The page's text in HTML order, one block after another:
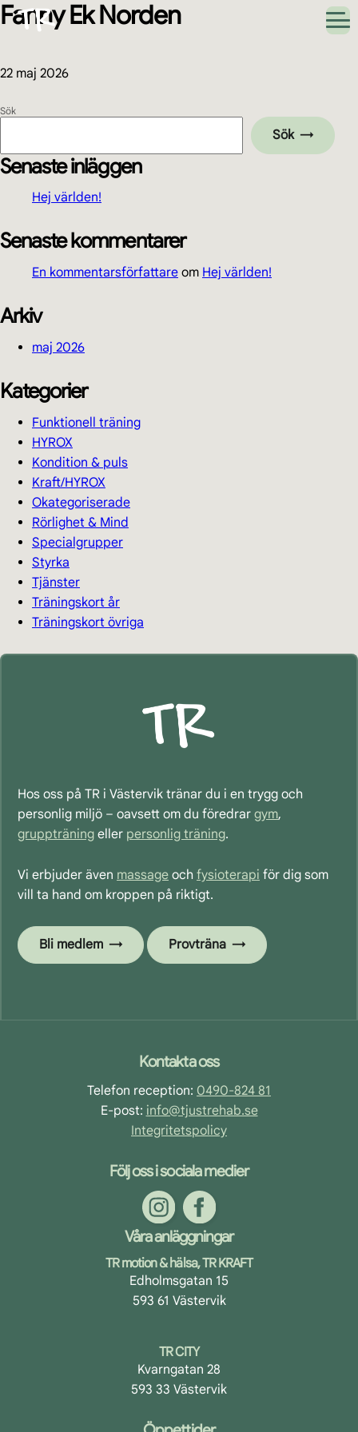
Hoppa
till
Hoppa
till
Hoppa
till
sidofältet
Hoppa
till
Fanny Ek Norden
22 maj 2026
Primärt
Sök
Sök
Senaste inläggen
Hej världen!
Senaste kommentarer
En kommentarsförfattare om Hej världen!
Arkiv
maj 2026
Kategorier
Funktionell träning
HYROX
Kondition & puls
Kraft/HYROX
Okategoriserade
Rörlighet & Mind
Specialgrupper
Styrka
Tjänster
Träningskort år
Träningskort övriga
Hos oss på TR i Västervik tränar du i en trygg och
personlig miljö – oavsett om du föredrar gym,
gruppträning eller personlig träning.
Vi erbjuder även massage och fysioterapi för dig som
vill ta hand om kroppen på riktigt.
Bli medlem Provträna
Footer
Kontakta oss
Telefon reception: 0490-824 81
E-post: info@tjustrehab.se
Integritetspolicy
Följ oss i sociala medier
Våra anläggningar
TR motion & hälsa, TR KRAFT
Edholmsgatan 15
593 61 Västervik
TR CITY
Kvarngatan 28
593 33 Västervik